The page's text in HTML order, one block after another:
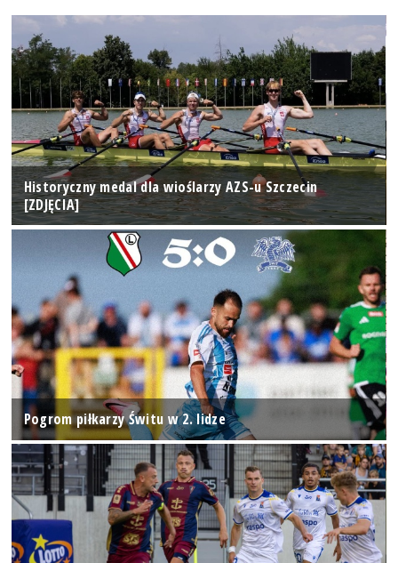
Historyczny medal dla wioślarzy AZS-u Szczecin
[ZDJĘCIA]
Pogrom piłkarzy Świtu w 2. lidze